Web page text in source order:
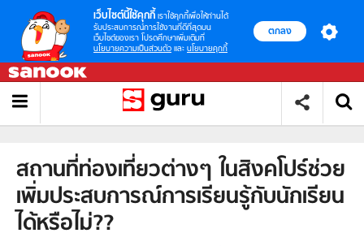
เว็บไซต์นี้ใช้คุกกี้ เราใช้คุกกี้เพื่อให้ท่านได้
รับประสบการณ์การใช้งานที่ดีที่สุดบน
เว็บไซต์ของเรา โปรดศึกษาเพิ่มเติมที่
นโยบายความเป็นส่วนตัว และ นโยบายคุกกี้
ตกลง
สถานที่ท่องเที่ยวต่างๆ ในสิงคโปร์ช่วย
เพิ่มประสบการณ์การเรียนรู้กับนักเรียน
ได้หรือไม่??